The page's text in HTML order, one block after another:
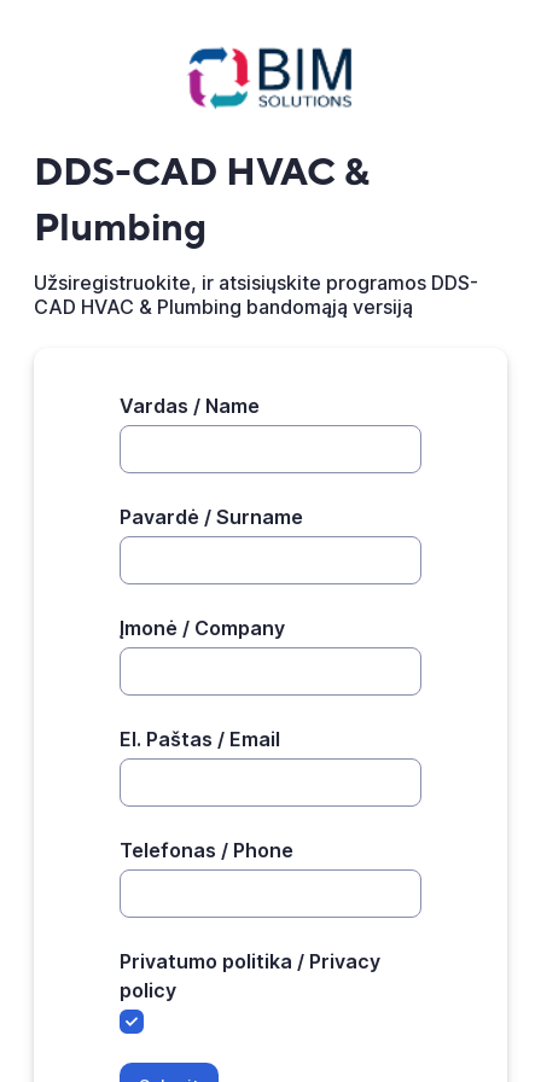
DDS-CAD HVAC &
Plumbing
Užsiregistruokite, ir atsisiųskite programos DDS-
CAD HVAC & Plumbing bandomąją versiją
Vardas / Name
Pavardė / Surname
Įmonė / Company
El. Paštas / Email
Telefonas / Phone
Privatumo politika / Privacy
policy